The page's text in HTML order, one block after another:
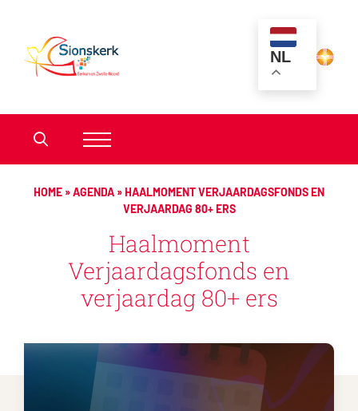
NL
HOME »AGENDA »HAALMOMENT VERJAARDAGSFONDS EN
VERJAARDAG 80+ ERS
Haalmoment
Verjaardagsfonds en
verjaardag 80+ ers